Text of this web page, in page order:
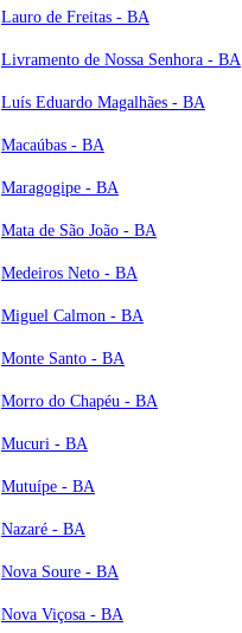
Lauro de Freitas - BA
Livramento de Nossa Senhora - BA
Luís Eduardo Magalhães - BA
Macaúbas - BA
Maragogipe - BA
Mata de São João - BA
Medeiros Neto - BA
Miguel Calmon - BA
Monte Santo - BA
Morro do Chapéu - BA
Mucuri - BA
Mutuípe - BA
Nazaré - BA
Nova Soure - BA
Nova Viçosa - BA